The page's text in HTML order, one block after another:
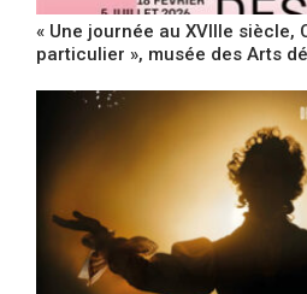
« Une journée au XVIIIe siècle,
particulier », musée des Arts